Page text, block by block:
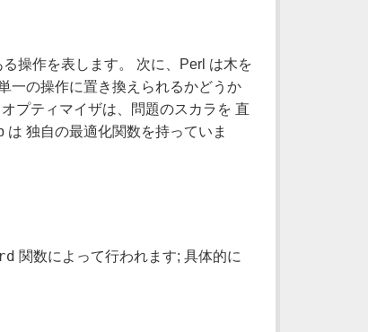
操作を表します。 次に、Perl は木を
一の操作に置き換えられるかどうか
プティマイザは、問題のスカラを 直
は 独自の最適化関数を持っていま
関数によって行われます; 具体的に